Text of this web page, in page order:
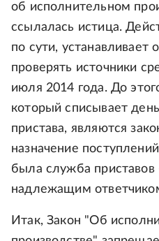
об исполнительном
ссылалась истица.
по сути, устанавливает
проверять источники
июля 2014 года. До
который списывает
пристава, являются
назначение
была служба приставов
надлежащим
Итак, Закон "Об